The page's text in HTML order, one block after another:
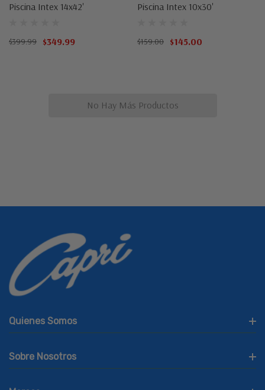
Piscina Intex 14x42'
$399.99 $349.99
Piscina Intex 10x30'
$159.00 $145.00
No Hay Más Productos
Quienes Somos
Sobre Nosotros